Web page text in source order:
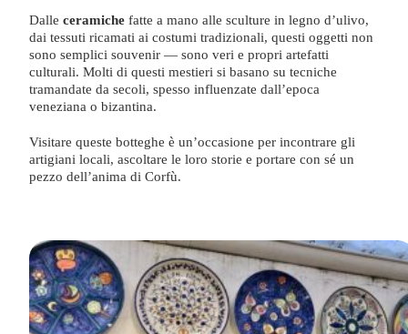
Dalleceramiche fatte a mano alle sculture in legno d’ulivo,
dai tessuti ricamati ai costumi tradizionali, questi oggetti non
sono semplici souvenir — sono veri e propri artefatti
culturali. Molti di questi mestieri si basano su tecniche
tramandate da secoli, spesso influenzate dall’epoca
veneziana o bizantina.
Visitare queste botteghe è un’occasione per incontrare gli
artigiani locali, ascoltare le loro storie e portare con sé un
pezzo dell’anima di Corfù.